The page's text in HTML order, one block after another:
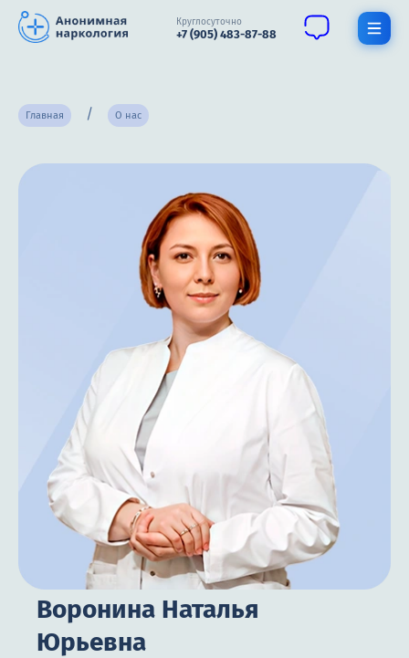
Круглосуточно
+7 (905) 483-87-88
Контакты
Круглосуточно, анонимно
+7 (905) 483-87-88
Адрес call-центра
Челябинск, улица Горького, 24
Главная О нас
Воронина Наталья
Юрьевна